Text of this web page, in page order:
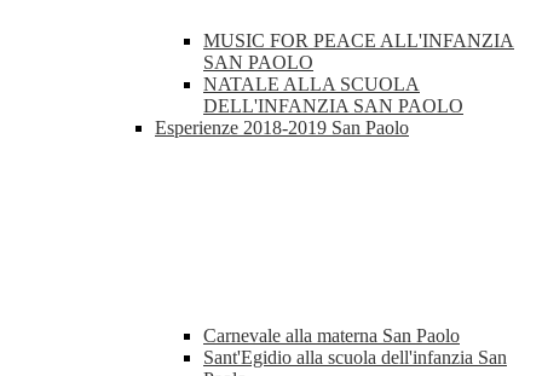
MUSIC FOR PEACE ALL'INFANZIA
SAN PAOLO
NATALE ALLA SCUOLA
DELL'INFANZIA SAN PAOLO
Esperienze 2018-2019 San Paolo
Carnevale alla materna San Paolo
Sant'Egidio alla scuola dell'infanzia San